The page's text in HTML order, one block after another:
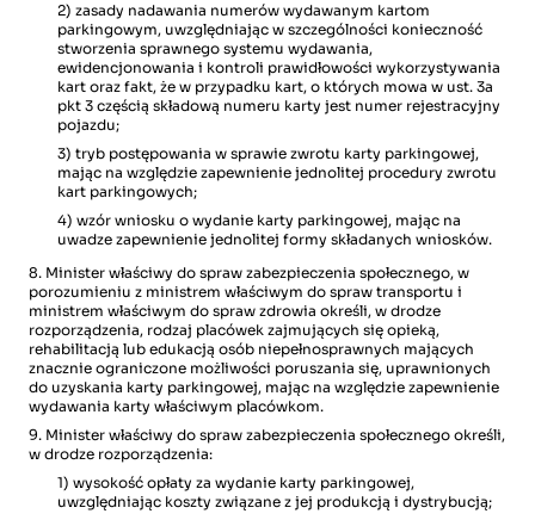
2) zasady nadawania numerów wydawanym kartom
parkingowym, uwzględniając w szczególności konieczność
stworzenia sprawnego systemu wydawania,
ewidencjonowania i kontroli prawidłowości wykorzystywania
kart oraz fakt, że w przypadku kart, o których mowa w ust. 3a
pkt 3 częścią składową numeru karty jest numer rejestracyjny
pojazdu;
3) tryb postępowania w sprawie zwrotu karty parkingowej,
mając na względzie zapewnienie jednolitej procedury zwrotu
kart parkingowych;
4) wzór wniosku o wydanie karty parkingowej, mając na
uwadze zapewnienie jednolitej formy składanych wniosków.
8. Minister właściwy do spraw zabezpieczenia społecznego, w
porozumieniu z ministrem właściwym do spraw transportu i
ministrem właściwym do spraw zdrowia określi, w drodze
rozporządzenia, rodzaj placówek zajmujących się opieką,
rehabilitacją lub edukacją osób niepełnosprawnych mających
znacznie ograniczone możliwości poruszania się, uprawnionych
do uzyskania karty parkingowej, mając na względzie zapewnienie
wydawania karty właściwym placówkom.
9. Minister właściwy do spraw zabezpieczenia społecznego określi,
w drodze rozporządzenia:
1) wysokość opłaty za wydanie karty parkingowej,
uwzględniając koszty związane z jej produkcją i dystrybucją;